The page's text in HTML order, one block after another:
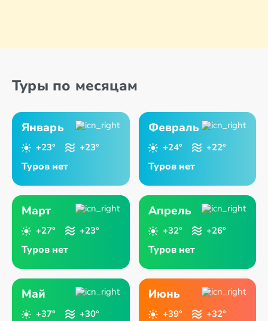
Туры по месяцам
Январь
+23° +23°
Туров нет
Февраль
+24° +22°
Туров нет
Март
+27° +23°
Туров нет
Апрель
+32° +26°
Туров нет
Май
+37° +30°
Июнь
+39° +32°